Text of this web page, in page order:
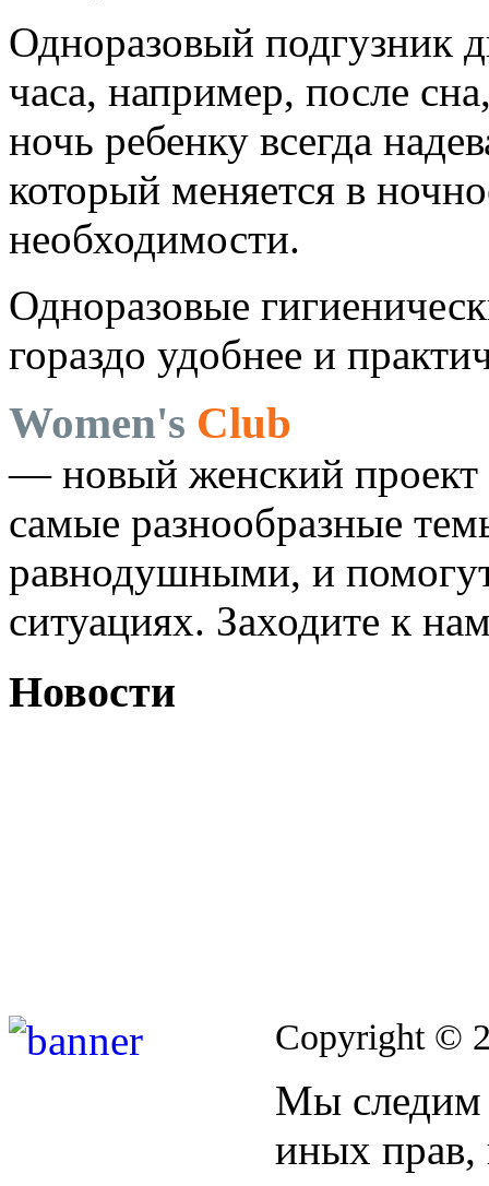
Одноразовый подгузник
часа, например, после
ночь ребенку всегда
который меняется в
необходимости.
Одноразовые
гораздо удобнее и
Women's Club
— новый женский проект
самые разнообразные
равнодушными, и
ситуациях. Заходите к
Новости
Copyright ©
Мы следим
иных прав,